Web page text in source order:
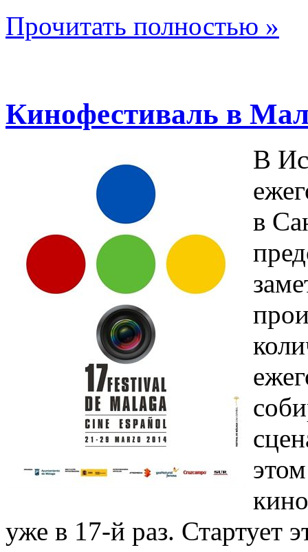
Прочитать полностью »
Кинофестиваль в
В
в
уже в 17-й раз. Стартует